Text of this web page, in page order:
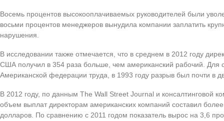
Восемь процентов высокооплачиваемых руководителей были
восьми процентов менеджеров вынудила компании заплатить
нарушения.
В исследовании также отмечается, что в среднем в 2012 году
США получил в 354 раза больше, чем американский рабочий. Для
Американской федерации труда, в 1993 году разрыв был почти в
В 2012 году, по данным The Wall Street Journal и консалтинговой
объем выплат директорам американских компаний составил
долларов. По сравнению с 2011 годом показатель вырос на 3,6